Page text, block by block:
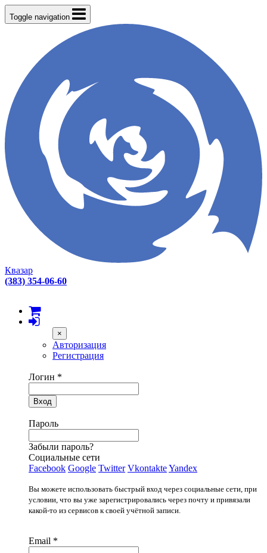
Toggle navigation
Квазар
(383) 354-06-60
×
Авторизация
Регистрация
Логин *
Вход
Пароль
Забыли пароль?
Социальные сети
Facebook Google Twitter VkontakteYandex
Вы можете использовать быстрый вход через социальные сети, при
условии, что вы уже зарегистрировались через почту и привязали
какой-то из сервисов к своей учётной записи.
Email *